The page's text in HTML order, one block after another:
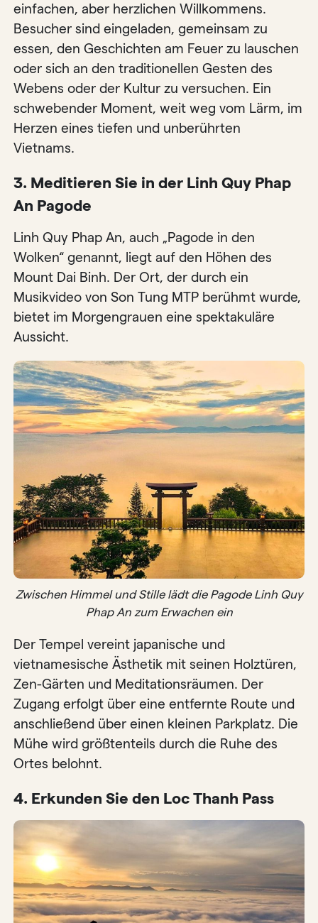
einfachen, aber herzlichen Willkommens.
Besucher sind eingeladen, gemeinsam zu
essen, den Geschichten am Feuer zu lauschen
oder sich an den traditionellen Gesten des
Webens oder der Kultur zu versuchen. Ein
schwebender Moment, weit weg vom Lärm, im
Herzen eines tiefen und unberührten
Vietnams.
3. Meditieren Sie in der Linh Quy Phap
An Pagode
Linh Quy Phap An, auch „Pagode in den
Wolken“ genannt, liegt auf den Höhen des
Mount Dai Binh. Der Ort, der durch ein
Musikvideo von Son Tung MTP berühmt wurde,
bietet im Morgengrauen eine spektakuläre
Aussicht.
Zwischen Himmel und Stille lädt die Pagode Linh Quy
Phap An zum Erwachen ein
Der Tempel vereint japanische und
vietnamesische Ästhetik mit seinen Holztüren,
Zen-Gärten und Meditationsräumen. Der
Zugang erfolgt über eine entfernte Route und
anschließend über einen kleinen Parkplatz. Die
Mühe wird größtenteils durch die Ruhe des
Ortes belohnt.
4. Erkunden Sie den Loc Thanh Pass